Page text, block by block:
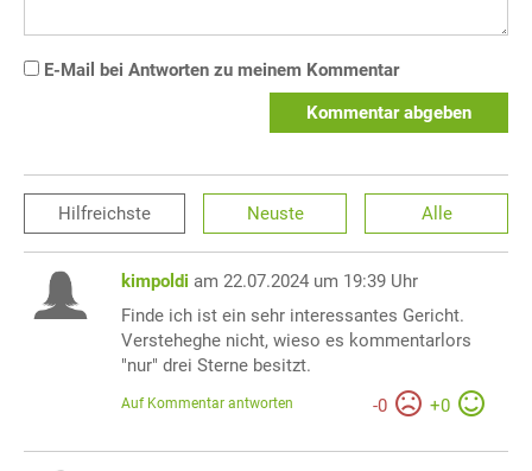
E-Mail bei Antworten zu meinem Kommentar
Kommentar abgeben
Hilfreichste Neuste Alle
kimpoldi am 22.07.2024 um 19:39 Uhr
Finde ich ist ein sehr interessantes Gericht.
Versteheghe nicht, wieso es kommentarlors
"nur" drei Sterne besitzt.
-0 +0
Auf Kommentar antworten